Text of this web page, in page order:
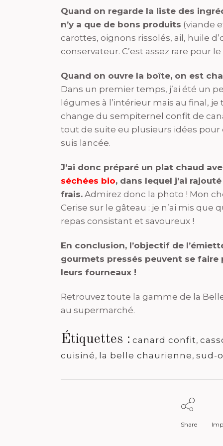
Quand on regarde la liste des
n’y a que de bons produits (viande
carottes, oignons rissolés, ail, huile
conservateur. C’est assez rare pour
Quand on ouvre la boîte, on est
Dans un premier temps, j’ai été un
légumes à l’intérieur mais au final,
change du sempiternel confit de
tout de suite eu plusieurs idées
suis lancée.
J’ai donc préparé un plat chaud
séchées bio, dans lequel j’ai
frais. Admirez donc la photo ! Mon
Cerise sur le gâteau : je n’ai mis
repas consistant et savoureux !
En conclusion, l’objectif de
gourmets pressés peuvent se faire
leurs fourneaux !
Retrouvez toute la gamme de la
au supermarché.
Étiquettes : canard confit,
cuisiné, la belle chaurienne, sud-
Share